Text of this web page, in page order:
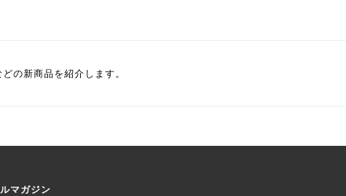
の新商品を紹介します。
マガジン